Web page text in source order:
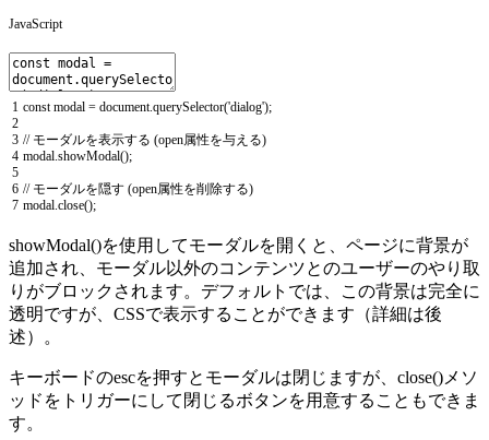
JavaScript
1
2
3
4
5
6
7
const modal = document.querySelector('dialog');
// モーダルを表示する (open属性を与える)
modal.showModal();
// モーダルを隠す (open属性を削除する)
modal.close();
showModal()を使用してモーダルを開くと、ページに背景が
追加され、モーダル以外のコンテンツとのユーザーのやり取
りがブロックされます。デフォルトでは、この背景は完全に
透明ですが、CSSで表示することができます（詳細は後
述）。
キーボードのescを押すとモーダルは閉じますが、close()メソ
ッドをトリガーにして閉じるボタンを用意することもできま
す。